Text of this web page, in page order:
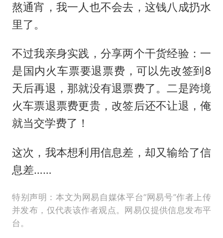
熬通宵，我一人也不会去，这钱八成扔水
里了。
不过我亲身实践，分享两个干货经验：一
是国内火车票要退票费，可以先改签到8
天后再退，那就没有退票费了。二是跨境
火车票退票费更贵，改签后还不让退，俺
就当交学费了！
这次，我本想利用信息差，却又输给了信
息差……
特别声明：本文为网易自媒体平台“网易号”作者上传
并发布，仅代表该作者观点。网易仅提供信息发布平
台。